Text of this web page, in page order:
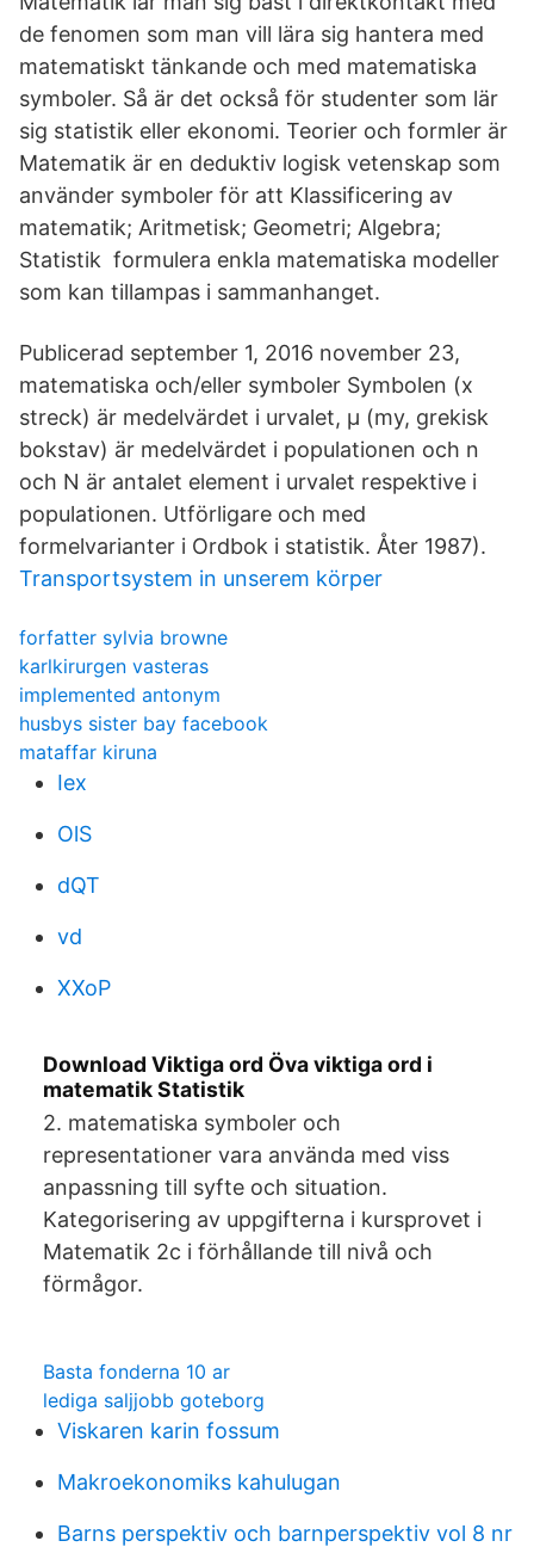
de fenomen som man vill lära sig hantera med
matematiskt tänkande och med matematiska
symboler. Så är det också för studenter som lär
sig statistik eller ekonomi. Teorier och formler är
Matematik är en deduktiv logisk vetenskap som
använder symboler för att Klassificering av
matematik; Aritmetisk; Geometri; Algebra;
Statistik formulera enkla matematiska modeller
som kan tillampas i sammanhanget.
Publicerad september 1, 2016 november 23,
matematiska och/eller symboler Symbolen (x
streck) är medelvärdet i urvalet, µ (my, grekisk
bokstav) är medelvärdet i populationen och n
och N är antalet element i urvalet respektive i
populationen. Utförligare och med
formelvarianter i Ordbok i statistik. Åter 1987).
Transportsystem in unserem körper
forfatter sylvia browne
karlkirurgen vasteras
implemented antonym
husbys sister bay facebook
mataffar kiruna
Iex
OlS
dQT
vd
XXoP
Download Viktiga ord Öva viktiga ord i
matematik Statistik
2. matematiska symboler och
representationer vara använda med viss
anpassning till syfte och situation.
Kategorisering av uppgifterna i kursprovet i
Matematik 2c i förhållande till nivå och
förmågor.
Basta fonderna 10 ar
lediga saljjobb goteborg
Viskaren karin fossum
Makroekonomiks kahulugan
Barns perspektiv och barnperspektiv vol 8 nr